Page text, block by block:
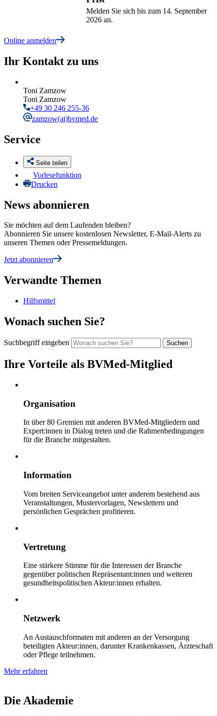
Melden Sie sich bis zum 14. September
2026 an.
Online anmelden
Ihr Kontakt zu uns
Toni Zamzow
Toni Zamzow
+49 30 246 255-36
zamzow(at)bvmed.de
Service
Seite teilen
Vorlesefunktion
Drucken
News abonnieren
Sie möchten auf dem Laufenden bleiben?
Abonnieren Sie unsere kostenlosen Newsletter, E-Mail-Alerts zu
unseren Themen oder Pressemeldungen.
Jetzt abonnieren
Verwandte Themen
Hilfsmittel
Wonach suchen Sie?
Suchbegriff eingeben
Ihre Vorteile als BVMed-Mitglied
Organisation
In über 80 Gremien mit anderen BVMed-Mitgliedern und
Expert:innen in Dialog treten und die Rahmenbedingungen
für die Branche mitgestalten.
Information
Vom breiten Serviceangebot unter anderem bestehend aus
Veranstaltungen, Mustervorlagen, Newslettern und
persönlichen Gesprächen profitieren.
Vertretung
Eine stärkere Stimme für die Interessen der Branche
gegenüber politischen Repräsentant:innen und weiteren
gesundheitspolitischen Akteur:innen erhalten.
Netzwerk
An Austauschformaten mit anderen an der Versorgung
beteiligten Akteur:innen, darunter Krankenkassen, Ärzteschaft
oder Pflege teilnehmen.
Mehr erfahren
Die Akademie